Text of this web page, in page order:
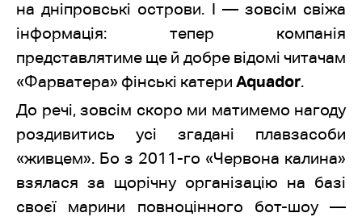
на дніпровські острови. І — зовсім свіжа
інформація: тепер компанія
представлятиме ще й добре відомі читачам
«Фарватера» фінські катери Aquador.
До речі, зовсім скоро ми матимемо нагоду
роздивитись усі згадані плавзасоби
«живцем». Бо з 2011-го «Червона калина»
взялася за щорічну організацію на базі
своєї марини повноцінного бот-шоу —